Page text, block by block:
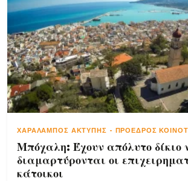
ΧΑΡΆΛΑΜΠΟΣ ΑΚΤΎΠΗΣ - ΠΡΌΕΔΡΟΣ
Μπόχαλη: Έχουν απόλυτο δίκιο
διαμαρτύρονται οι
κάτοικοι